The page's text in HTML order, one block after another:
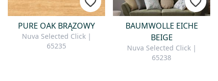
PURE OAK BRĄZOWY
Nuva Selected Click |
65235
BAUMWOLLE EICHE
BEIGE
Nuva Selected Click |
65238